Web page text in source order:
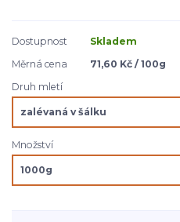
Dostupnost
Skladem
Měrná cena
71,60 Kč / 100g
Druh mletí
Množství